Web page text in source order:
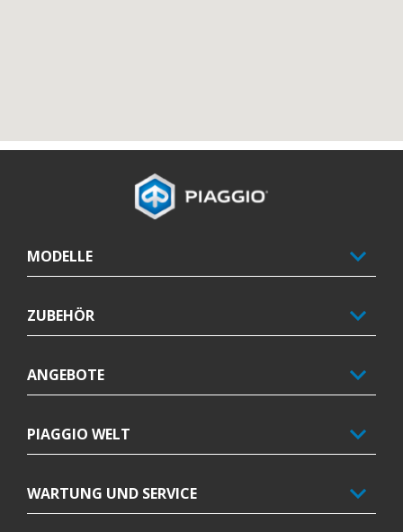
MODELLE
ZUBEHÖR
ANGEBOTE
PIAGGIO WELT
WARTUNG UND SERVICE